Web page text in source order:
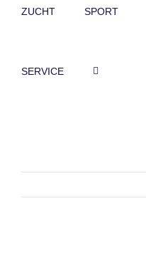
ZUCHT SPORT
SERVICE